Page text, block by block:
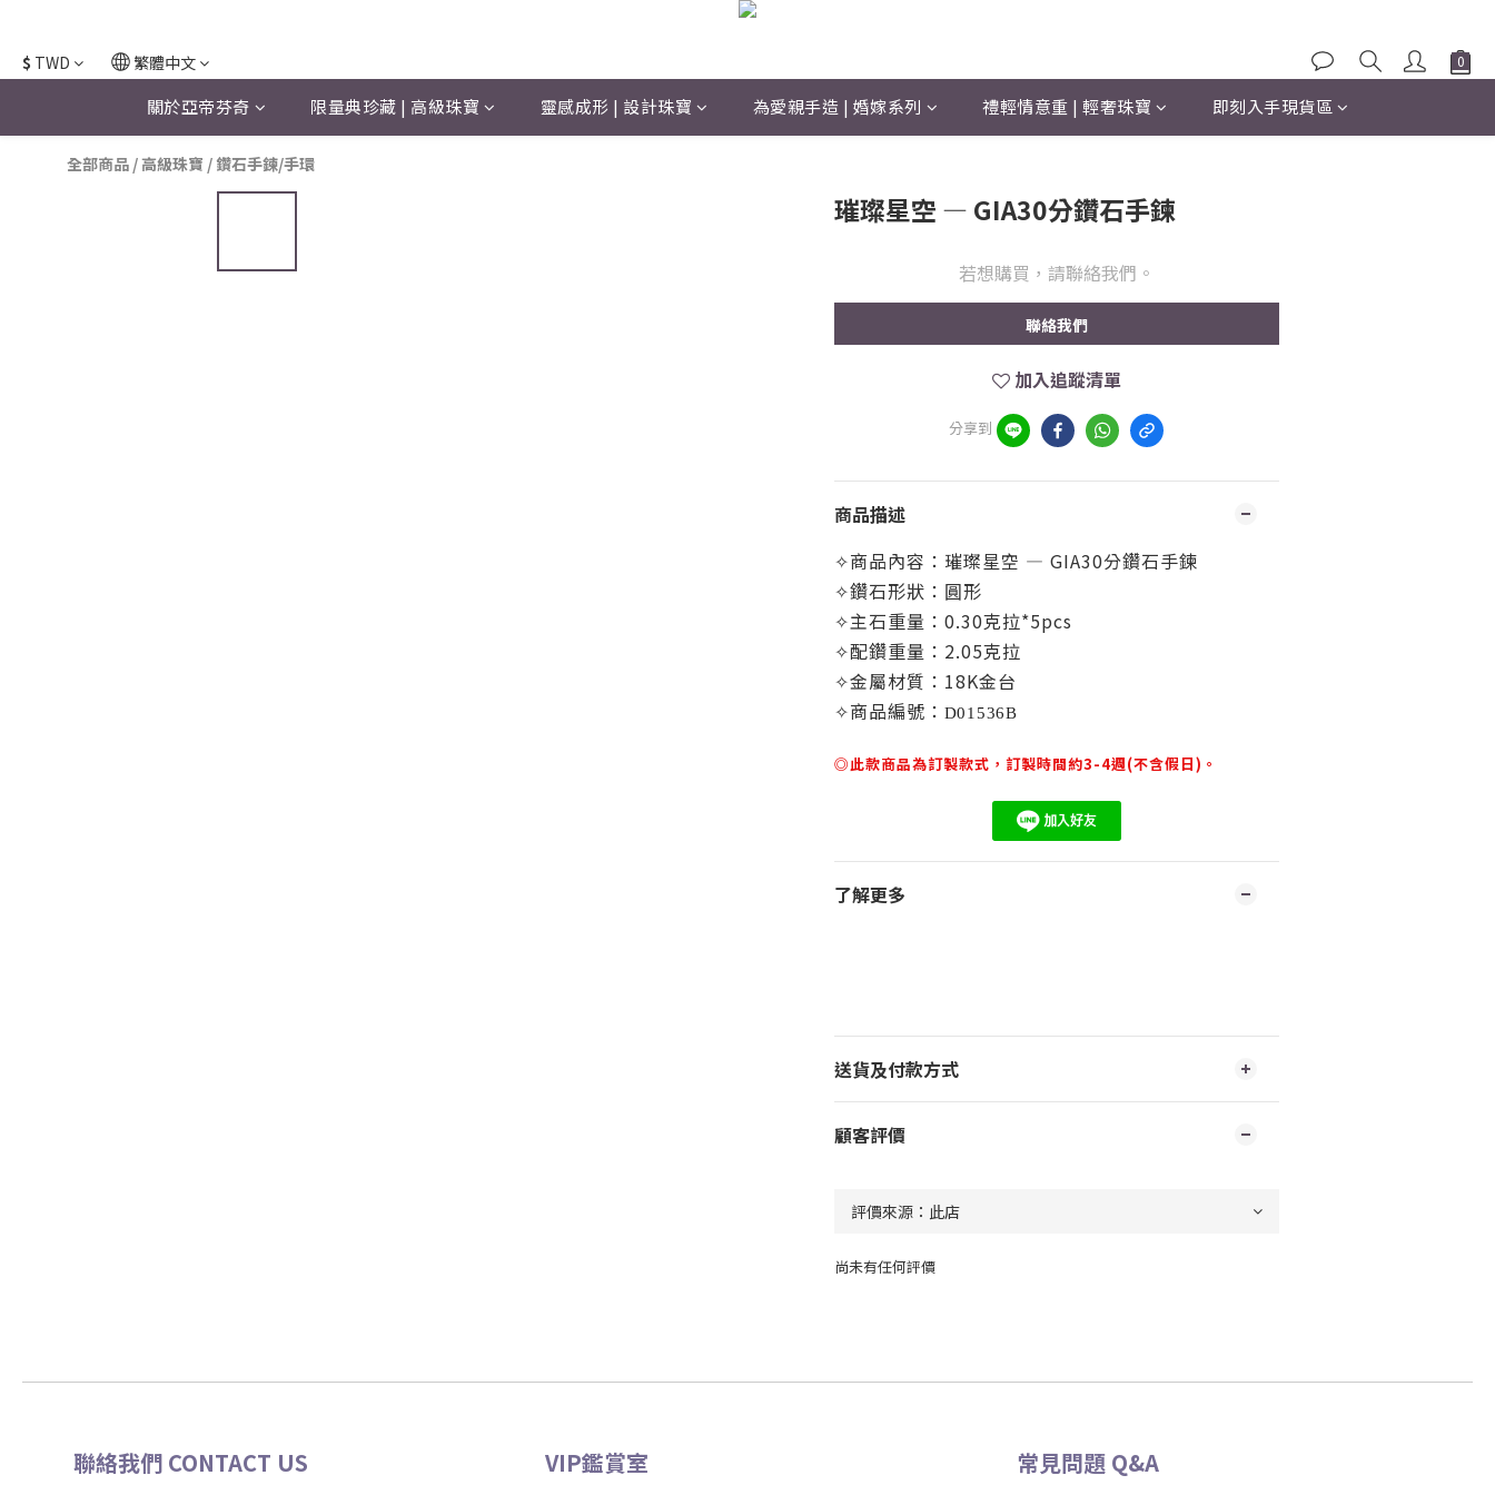
$ TWD 繁體中文
關於亞帝芬奇 限量典珍藏 | 高級珠寶 靈感成形 | 設計珠寶 為愛親手造 | 婚嫁系列 禮輕情意重 | 輕奢珠寶 即刻入手現貨區
全部商品 /高級珠寶 / 鑽石手鍊/手環
璀璨星空 — GIA30分鑽石手鍊
若想購買，請聯絡我們。
聯絡我們
加入追蹤清單
分享到
商品描述
✧商品內容：璀璨星空 — GIA30分鑽石手鍊
✧鑽石形狀：圓形
✧主石重量：0.30克拉*5pcs
✧配鑽重量：2.05克拉
✧金屬材質：18K金台
✧商品編號： D01536B
◎此款商品為訂製款式，訂製時間約3-4週(不含假日)。
了解更多
送貨及付款方式
顧客評價
尚未有任何評價
聯絡我們 CONTACT US VIP鑑賞室 常見問題 Q&A